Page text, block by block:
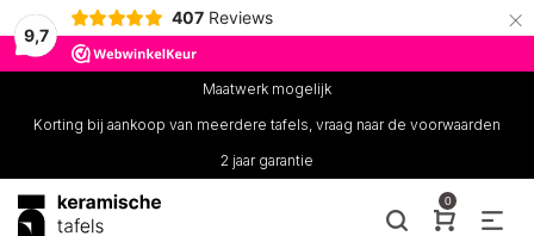
9,7
407 Reviews ×
Maatwerk mogelijk
Korting bij aankoop van meerdere tafels, vraag naar de voorwaarden
2 jaar garantie
0